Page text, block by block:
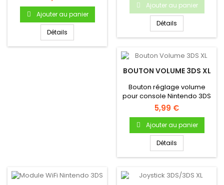
Ajouter au panier
Détails
Ajouter au panier
Détails
BOUTON VOLUME 3DS XL
Bouton réglage volume
pour console Nintendo 3DS
XL
5,99 €
Ajouter au panier
Détails